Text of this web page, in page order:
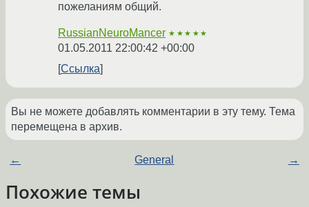
пожеланиям общий.
RussianNeuroMancer ★★★★★
01.05.2011 22:00:42 +00:00
Ссылка
Вы не можете добавлять комментарии в эту тему. Тема
перемещена в архив.
← General →
Похожие темы